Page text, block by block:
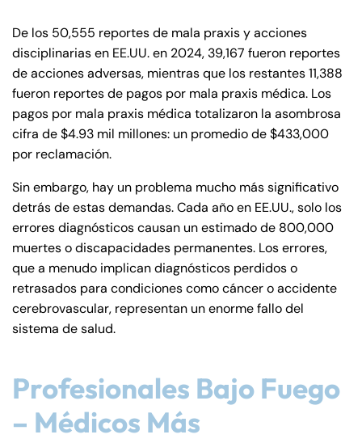
De los 50,555 reportes de mala praxis y acciones
disciplinarias en EE.UU. en 2024, 39,167 fueron reportes
de acciones adversas, mientras que los restantes 11,388
fueron reportes de pagos por mala praxis médica. Los
pagos por mala praxis médica totalizaron la asombrosa
cifra de $4.93 mil millones: un promedio de $433,000
por reclamación.
Sin embargo, hay un problema mucho más significativo
detrás de estas demandas. Cada año en EE.UU., solo los
errores diagnósticos causan un estimado de 800,000
muertes o discapacidades permanentes. Los errores,
que a menudo implican diagnósticos perdidos o
retrasados para condiciones como cáncer o accidente
cerebrovascular, representan un enorme fallo del
sistema de salud.
Profesionales Bajo Fuego
– Médicos Más